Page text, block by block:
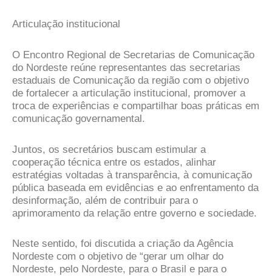
Articulação institucional
O Encontro Regional de Secretarias de Comunicação
do Nordeste reúne representantes das secretarias
estaduais de Comunicação da região com o objetivo
de fortalecer a articulação institucional, promover a
troca de experiências e compartilhar boas práticas em
comunicação governamental.
Juntos, os secretários buscam estimular a
cooperação técnica entre os estados, alinhar
estratégias voltadas à transparência, à comunicação
pública baseada em evidências e ao enfrentamento da
desinformação, além de contribuir para o
aprimoramento da relação entre governo e sociedade.
Neste sentido, foi discutida a criação da Agência
Nordeste com o objetivo de “gerar um olhar do
Nordeste, pelo Nordeste, para o Brasil e para o